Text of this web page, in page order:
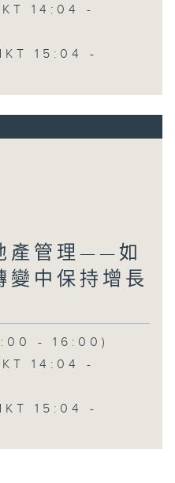
14:04 -
15:04 -
產管理——如
變中保持增長
- 16:00)
14:04 -
15:04 -